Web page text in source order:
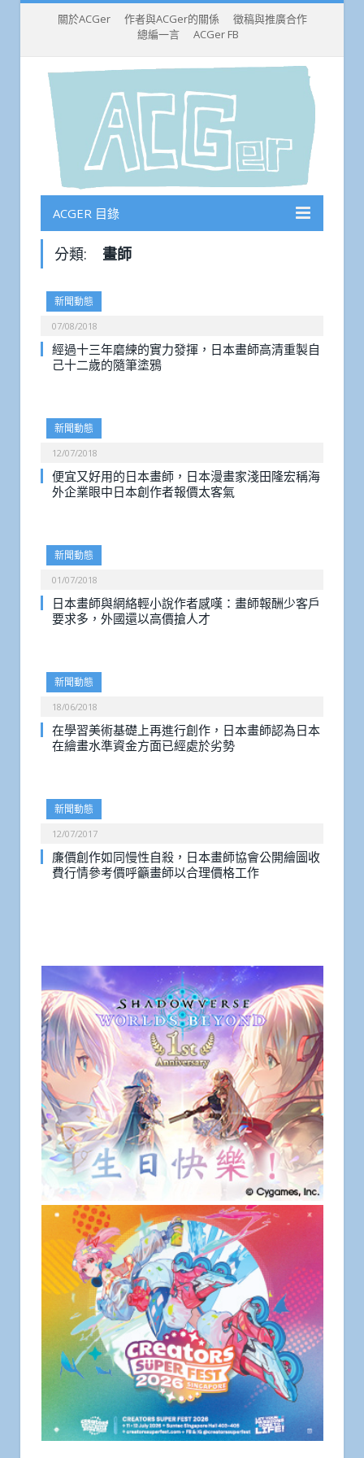
關於ACGer 作者與ACGer的關係
徵稿與推廣合作
總編一言
ACGer FB
ACGER 目錄
分類: 畫師
新聞動態
07/08/2018
經過十三年磨練的實力發揮，日本畫師高清重製自
己十二歲的隨筆塗鴉
新聞動態
12/07/2018
便宜又好用的日本畫師，日本漫畫家淺田隆宏稱海
外企業眼中日本創作者報價太客氣
新聞動態
01/07/2018
日本畫師與網絡輕小說作者感嘆：畫師報酬少客戶
要求多，外國還以高價搶人才
新聞動態
18/06/2018
在學習美術基礎上再進行創作，日本畫師認為日本
在繪畫水準資金方面已經處於劣勢
新聞動態
12/07/2017
廉價創作如同慢性自殺，日本畫師協會公開繪圖收
費行情參考價呼籲畫師以合理價格工作